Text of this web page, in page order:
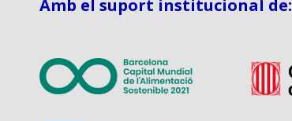
Amb el suport institucional de: